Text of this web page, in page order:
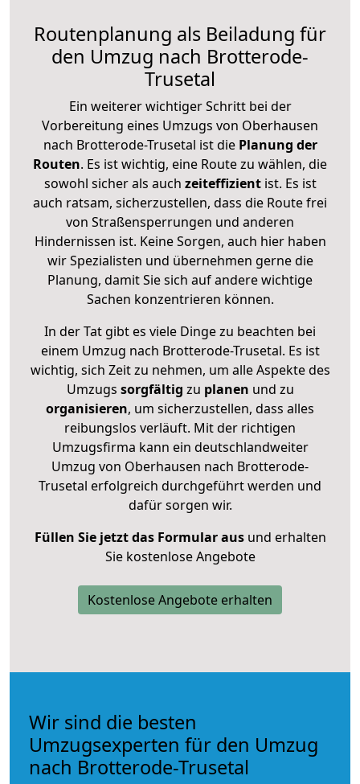
Routenplanung als Beiladung für
den Umzug nach Brotterode-
Trusetal
Ein weiterer wichtiger Schritt bei der
Vorbereitung eines Umzugs von Oberhausen
nach Brotterode-Trusetal ist diePlanung der
Routen. Es ist wichtig, eine Route zu wählen, die
sowohl sicher als auch zeiteffizientist. Es ist
auch ratsam, sicherzustellen, dass die Route frei
von Straßensperrungen und anderen
Hindernissen ist. Keine Sorgen, auch hier haben
wir Spezialisten und übernehmen gerne die
Planung, damit Sie sich auf andere wichtige
Sachen konzentrieren können.
In der Tat gibt es viele Dinge zu beachten bei
einem Umzug nach Brotterode-Trusetal. Es ist
wichtig, sich Zeit zu nehmen, um alle Aspekte des
Umzugs sorgfältig zu planen und zu
organisieren, um sicherzustellen, dass alles
reibungslos verläuft. Mit der richtigen
Umzugsfirma kann ein deutschlandweiter
Umzug von Oberhausen nach Brotterode-
Trusetal erfolgreich durchgeführt werden und
dafür sorgen wir.
Füllen Sie jetzt das Formular ausund erhalten
Sie kostenlose Angebote
Kostenlose Angebote erhalten
Wir sind die besten
Umzugsexperten für den Umzug
nach Brotterode-Trusetal